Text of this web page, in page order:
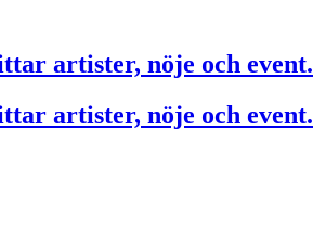
artister, nöje och event.
artister, nöje och event.